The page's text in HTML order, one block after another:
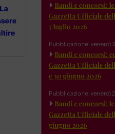
Bandi e concorsi:
Gazzetta Ufficiale
7 luglio 2026
Pubblicazione: venerdì
Bandi e concorsi:
Gazzetta Ufficiale
e 30 giugno 2026
Pubblicazione: venerdì
Bandi e concorsi:
Gazzetta Ufficiale
giugno 2026